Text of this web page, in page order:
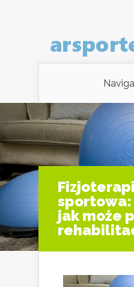
sportowa:
jak może